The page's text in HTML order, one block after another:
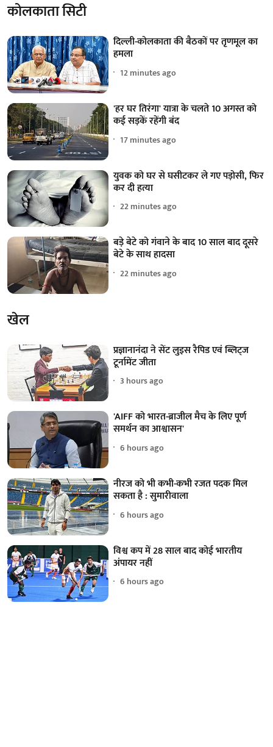
कोलकाता सिटी
दिल्ली-कोलकाता की बैठकों पर तृणमूल का
हमला
12 minutes ago
'हर घर तिरंगा' यात्रा के चलते 10 अगस्त को
कई सड़कें रहेंगी बंद
17 minutes ago
युवक को घर से घसीटकर ले गए पड़ोसी, फिर
कर दी हत्या
22 minutes ago
बड़े बेटे को गंवाने के बाद 10 साल बाद दूसरे
बेटे के साथ हादसा
22 minutes ago
खेल
प्रज्ञानानंदा ने सेंट लुइस रैपिड एवं ब्लिट्ज
टूर्नामेंट जीता
3 hours ago
'AIFF को भारत-ब्राजील मैच के लिए पूर्ण
समर्थन का आश्वासन'
6 hours ago
नीरज को भी कभी-कभी रजत पदक मिल
सकता है : सुमारीवाला
6 hours ago
विश्व कप में 28 साल बाद कोई भारतीय
अंपायर नहीं
6 hours ago